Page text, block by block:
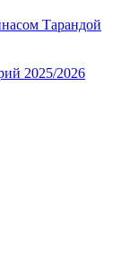
Тарандой
2025/2026